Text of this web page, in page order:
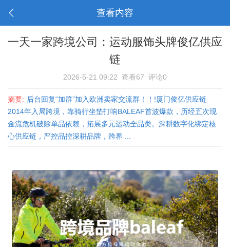
查看内容
一天一家跨境公司：运动服饰头牌俊亿供应
链
2026-5-21 09:22 查看67 评论0
摘要: 后台回复“加群”加入欧洲卖家交流群！！!厦门俊亿供应链
2014年入局跨境，靠骑行坐垫打响BALEAF首波爆款，历经五次现
金流危机破除单品依赖，拓展多元运动全品类。深耕数字化绑定核
心供应链，严控品控深耕品牌，跨界 ...